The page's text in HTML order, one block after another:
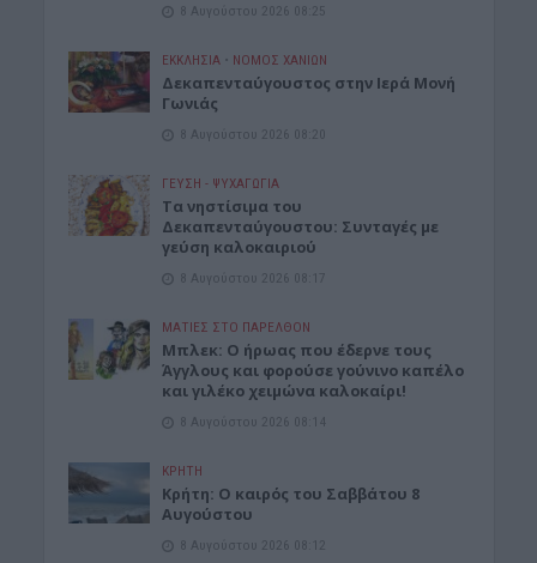
8 Αυγούστου 2026 08:25
ΕΚΚΛΗΣΙΑ • ΝΟΜΌΣ ΧΑΝΊΩΝ
Δεκαπενταύγουστος στην Ιερά Μονή
Γωνιάς
8 Αυγούστου 2026 08:20
ΓΕΎΣΗ - ΨΥΧΑΓΩΓΊΑ
Τα νηστίσιμα του
Δεκαπενταύγουστου: Συνταγές με
γεύση καλοκαιριού
8 Αυγούστου 2026 08:17
ΜΑΤΙΕΣ ΣΤΟ ΠΑΡΕΛΘΟΝ
Μπλεκ: O ήρωας που έδερνε τους
Άγγλους και φορούσε γούνινο καπέλο
και γιλέκο χειμώνα καλοκαίρι!
8 Αυγούστου 2026 08:14
ΚΡΗΤΗ
Κρήτη: O καιρός του Σαββάτου 8
Αυγούστου
8 Αυγούστου 2026 08:12